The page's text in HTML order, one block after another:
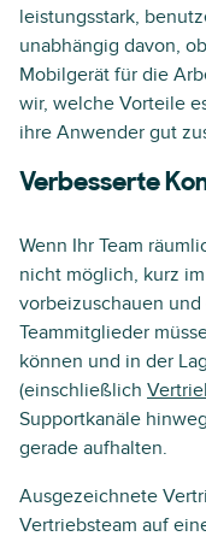
leistungsstark,
unabhängig davon,
Mobilgerät für die
wir, welche Vorteile
ihre Anwender gut
Verbesserte
Wenn Ihr Team
nicht möglich, kurz
vorbeizuschauen
Teammitglieder
können und in der
(einschließlich
Supportkanäle
gerade aufhalten.
Ausgezeichnete
Vertriebsteam auf